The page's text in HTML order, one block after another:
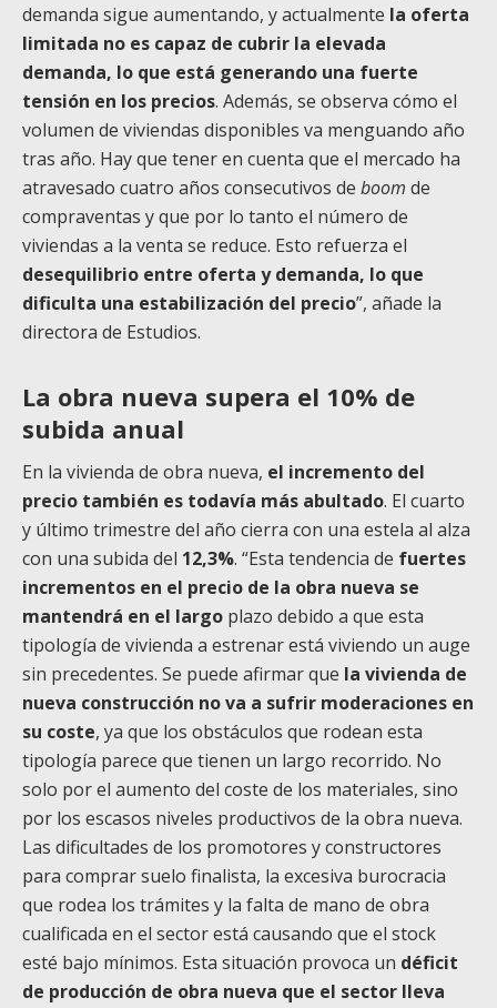
demanda sigue aumentando, y actualmente la oferta
limitada no es capaz de cubrir la elevada
demanda, lo que está generando una fuerte
tensión en los precios. Además, se observa cómo el
volumen de viviendas disponibles va menguando año
tras año. Hay que tener en cuenta que el mercado ha
atravesado cuatro años consecutivos de boom de
compraventas y que por lo tanto el número de
viviendas a la venta se reduce. Esto refuerza el
desequilibrio entre oferta y demanda, lo que
dificulta una estabilización del precio”, añade la
directora de Estudios.
La obra nueva supera el 10% de
subida anual
En la vivienda de obra nueva, el incremento del
precio también es todavía más abultado. El cuarto
y último trimestre del año cierra con una estela al alza
con una subida del 12,3%. “Esta tendencia de fuertes
incrementos en el precio de la obra nueva se
mantendrá en el largo plazo debido a que esta
tipología de vivienda a estrenar está viviendo un auge
sin precedentes. Se puede afirmar que la vivienda de
nueva construcción no va a sufrir moderaciones en
su coste, ya que los obstáculos que rodean esta
tipología parece que tienen un largo recorrido. No
solo por el aumento del coste de los materiales, sino
por los escasos niveles productivos de la obra nueva.
Las dificultades de los promotores y constructores
para comprar suelo finalista, la excesiva burocracia
que rodea los trámites y la falta de mano de obra
cualificada en el sector está causando que el stock
esté bajo mínimos. Esta situación provoca un déficit
de producción de obra nueva que el sector lleva